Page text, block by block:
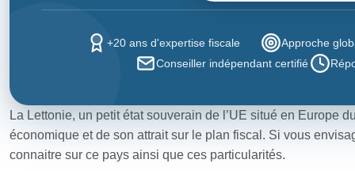
+20 ans d'expertise fiscale
Approche
Conseiller indépendant certifié
La Lettonie, un petit état souverain de l’UE situé en Europe
économique et de son attrait sur le plan fiscal. Si vous
connaitre sur ce pays ainsi que ces particularités.